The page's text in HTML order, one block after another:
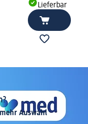
Lieferbar
Auswahl